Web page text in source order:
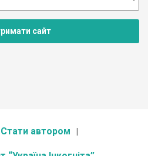
сайт
Стати автором